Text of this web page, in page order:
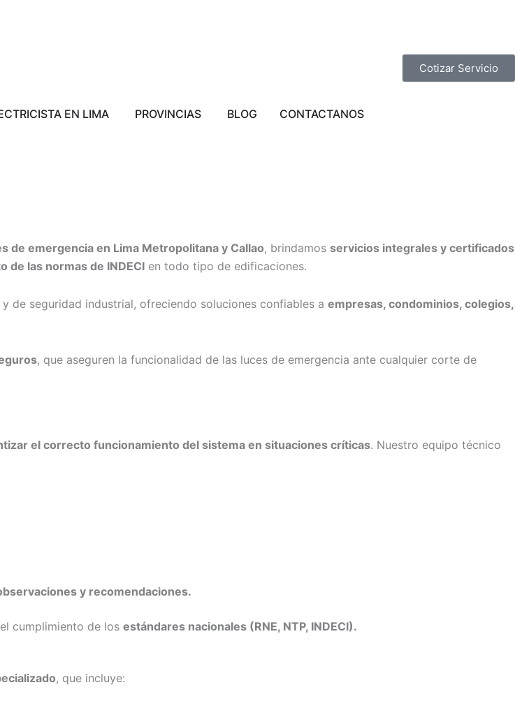
Cotizar Servicio
ACONDICIONADO
EN LIMA Abrir ELECTRICISTA EN LIMA
PROVINCIAS Abrir PROVINCIAS
BLOG CONTACTANOS
de emergencia en Lima Metropolitana y Callao, brindamos servicios integrales y certificados
de las normas de INDECI en todo tipo de edificaciones.
de seguridad industrial, ofreciendo soluciones confiables a empresas, condominios, colegios,
, que aseguren la funcionalidad de las luces de emergencia ante cualquier corte de
el correcto funcionamiento del sistema en situaciones críticas. Nuestro equipo técnico
y recomendaciones.
cumplimiento de los estándares nacionales (RNE, NTP, INDECI).
, que incluye: